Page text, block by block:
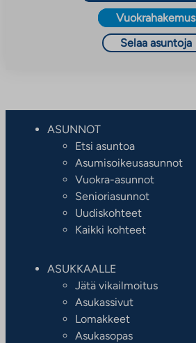
Vuokrahakemus
Selaa asuntoja
ASUNNOT
Etsi asuntoa
Asumisoikeusasunnot
Vuokra-asunnot
Senioriasunnot
Uudiskohteet
Kaikki kohteet
ASUKKAALLE
Jätä vikailmoitus
Asukassivut
Lomakkeet
Asukasopas